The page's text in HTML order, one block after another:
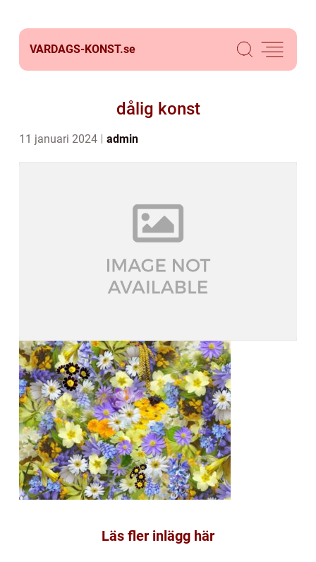
VARDAGS-KONST.se
dålig konst
11 januari 2024 admin
Läs fler inlägg här